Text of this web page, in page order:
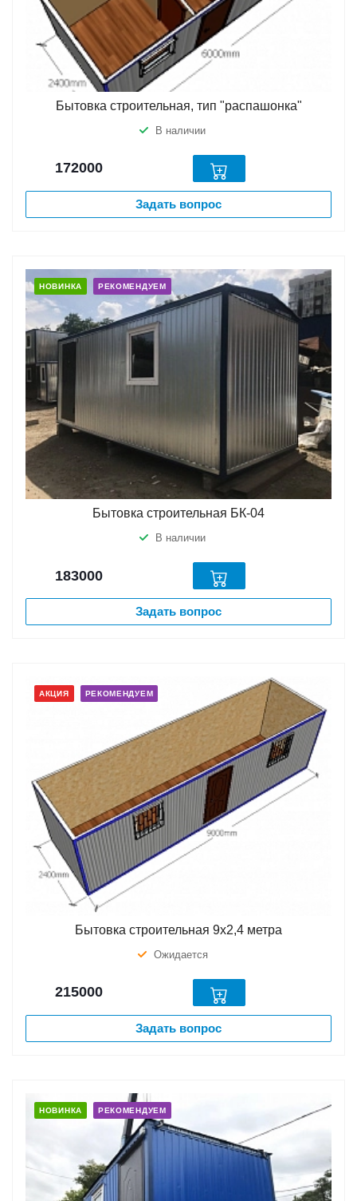
Бытовка строительная, тип "распашонка"
В наличии
172000
Задать вопрос
НОВИНКА РЕКОМЕНДУЕМ
Бытовка строительная БК-04
В наличии
183000
Задать вопрос
АКЦИЯ РЕКОМЕНДУЕМ
Бытовка строительная 9х2,4 метра
Ожидается
215000
Задать вопрос
НОВИНКА РЕКОМЕНДУЕМ